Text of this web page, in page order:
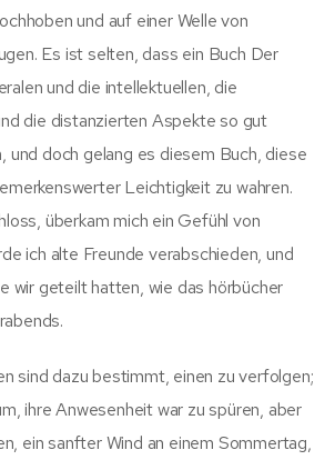
und auf einer Welle von
Es ist selten, dass ein Buch Der
und die intellektuellen, die
die distanzierten Aspekte so gut
und doch gelang es diesem Buch, diese
Leichtigkeit zu wahren.
überkam mich ein Gefühl von
ich alte Freunde verabschieden, und
wir geteilt hatten, wie das hörbücher
sind dazu bestimmt, einen zu verfolgen;
ihre Anwesenheit war zu spüren, aber
ein sanfter Wind an einem Sommertag,